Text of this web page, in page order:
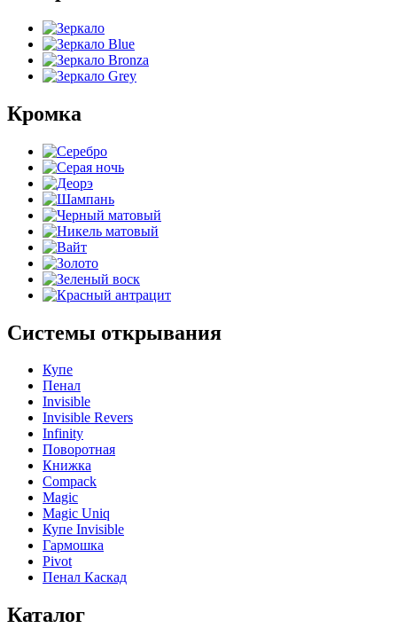
Кромка
Системы открывания
Купе
Пенал
Invisible
Invisible Revers
Infinity
Поворотная
Книжка
Compack
Magic
Magic Uniq
Купе Invisible
Гармошка
Pivot
Пенал Каскад
Каталог